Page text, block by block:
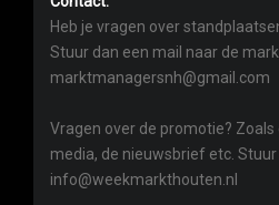
Heb je vragen over
Stuur dan een mail naar de
marktmanagersnh@gmail.com
Vragen over de promotie? Zoals
media, de nieuwsbrief etc.
info@weekmarkthouten.nl